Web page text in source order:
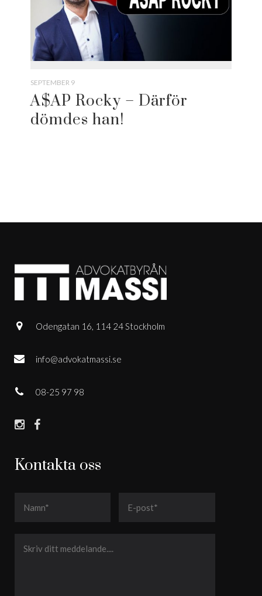
SEPTEMBER 9
A$AP Rocky – Därför
dömdes han!
Kontakta oss
Odengatan 16, 114 24 Stockholm
info@advokatmassi.se
08-25 97 98